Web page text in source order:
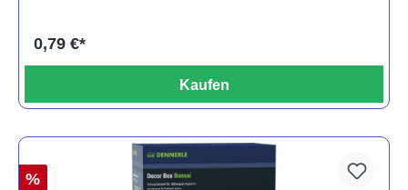
0,79 €*
Kaufen
%